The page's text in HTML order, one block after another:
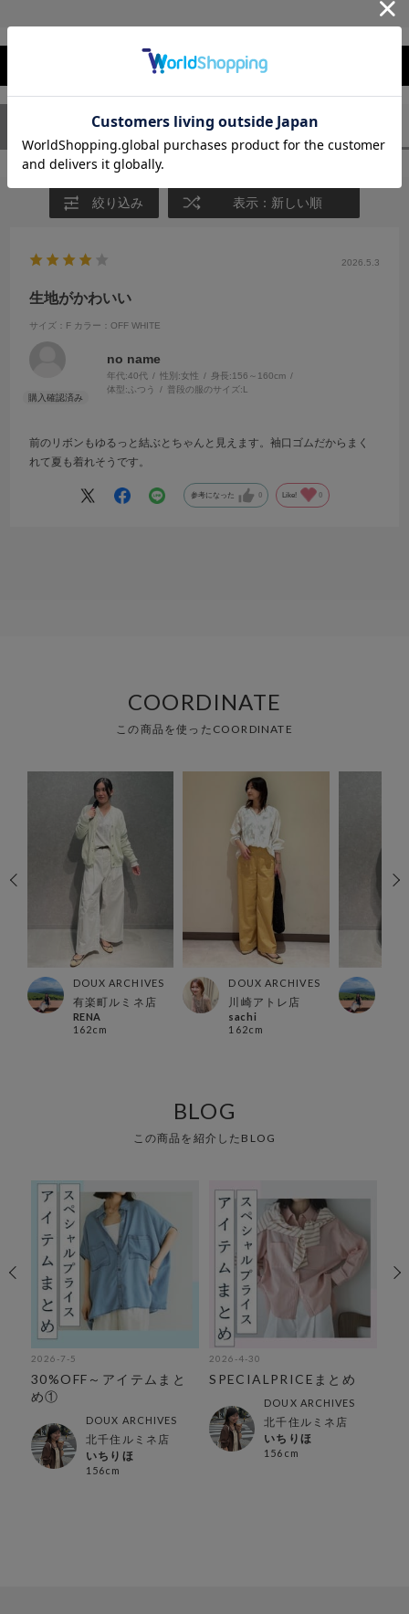
レビューを閉じる
ユーザーレビュー（1） スタッフレビュー
絞り込み 表示：新しい順
2026.5.3
生地がかわいい
サイズ：F カラー：OFF WHITE
no name
年代:40代 性別:女性 身長:156～160cm
体型:ふつう 普段の服のサイズ:L
前のリボンもゆるっと結ぶとちゃんと見えます。袖口ゴムだからまく
れて夏も着れそうです。
参考になった 0 Like! 0
COORDINATE
この商品を使ったCOORDINATE
DOUX ARCHIVES
有楽町ルミネ店
RENA
162cm
DOUX ARCHIVES
川崎アトレ店
sachi
162cm
BLOG
この商品を紹介したBLOG
2026-7-5
30%OFF～アイテムまと
め①
DOUX ARCHIVES
北千住ルミネ店
いちりほ
156cm
2026-4-30
SPECIALPRICEまとめ
DOUX ARCHIVES
北千住ルミネ店
いちりほ
156cm